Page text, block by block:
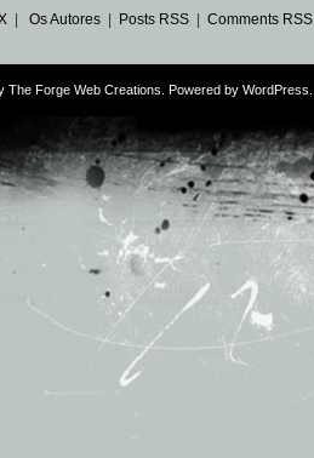
Os Autores Posts RSS Comments RSS
The Forge Web Creations . Powered by WordPress